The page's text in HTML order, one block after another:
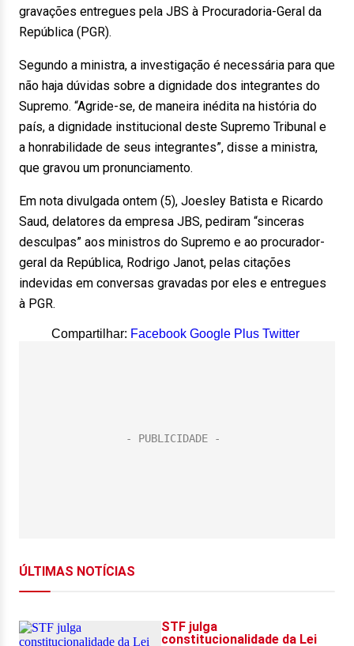
gravações entregues pela JBS à Procuradoria-Geral da
República (PGR).
Segundo a ministra, a investigação é necessária para que
não haja dúvidas sobre a dignidade dos integrantes do
Supremo. “Agride-se, de maneira inédita na história do
país, a dignidade institucional deste Supremo Tribunal e
a honrabilidade de seus integrantes”, disse a ministra,
que gravou um pronunciamento.
Em nota divulgada ontem (5), Joesley Batista e Ricardo
Saud, delatores da empresa JBS, pediram “sinceras
desculpas” aos ministros do Supremo e ao procurador-
geral da República, Rodrigo Janot, pelas citações
indevidas em conversas gravadas por eles e entregues
à PGR.
Compartilhar: Facebook Google Plus Twitter